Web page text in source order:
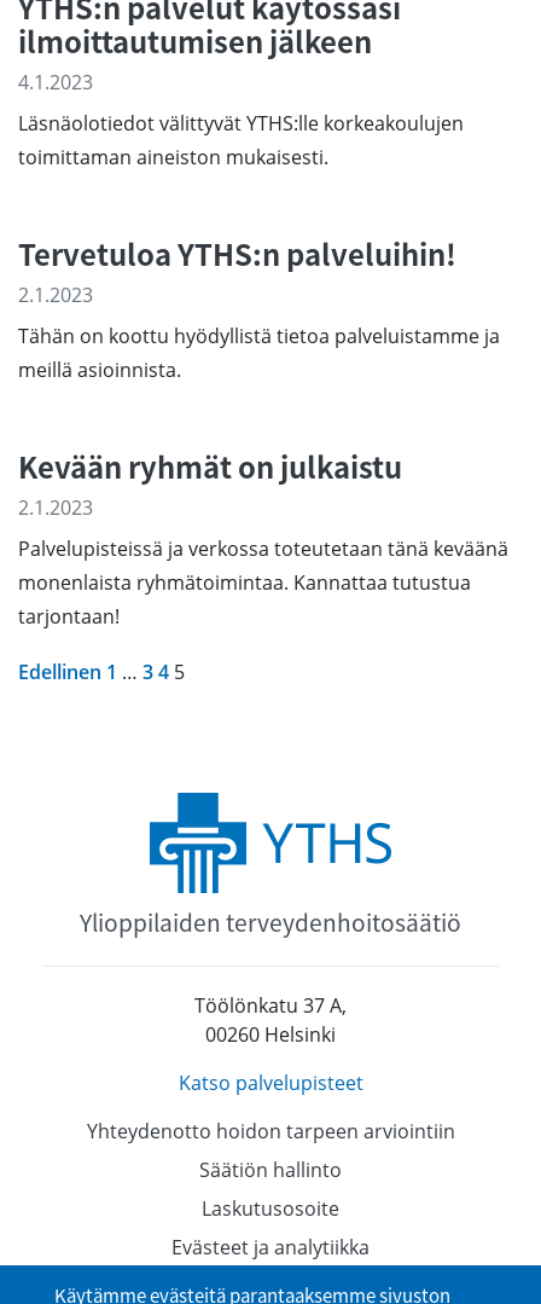
ilmoittautumisen jälkeen
4.1.2023
Läsnäolotiedot välittyvät YTHS:lle korkeakoulujen
toimittaman aineiston mukaisesti.
Tervetuloa YTHS:n palveluihin!
2.1.2023
Tähän on koottu hyödyllistä tietoa palveluistamme ja
meillä asioinnista.
Kevään ryhmät on julkaistu
2.1.2023
Palvelupisteissä ja verkossa toteutetaan tänä keväänä
monenlaista ryhmätoimintaa. Kannattaa tutustua
tarjontaan!
Edellinen 1 … 34 5
Ylioppilaiden terveydenhoitosäätiö
Töölönkatu 37 A,
00260 Helsinki
Katso palvelupisteet
Yhteydenotto hoidon tarpeen arviointiin
Säätiön hallinto
Laskutusosoite
Evästeet ja analytiikka
Tietosuojaselosteet
Käytämme evästeitä parantaaksemme sivuston